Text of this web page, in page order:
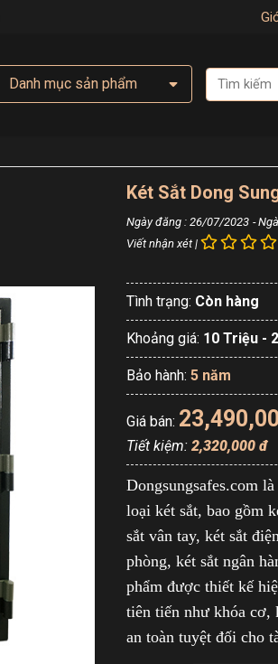
Danh mục sản phẩm
Két Sắt Dong
Ngày đăng : 26/07/2023 -
Viết nhận xét |
Tình trạng: Còn hàng
Khoảng giá: 10 Triệu -
Bảo hành: 5 năm
Giá bán:
Tiết kiệm: 2,320,000 đ
Dongsungsafes.com
loại két sắt, bao gồm
sắt vân tay, két sắt
phòng, két sắt ngân
phẩm được thiết kế
tiên tiến như khóa cơ,
an toàn tuyệt đối cho